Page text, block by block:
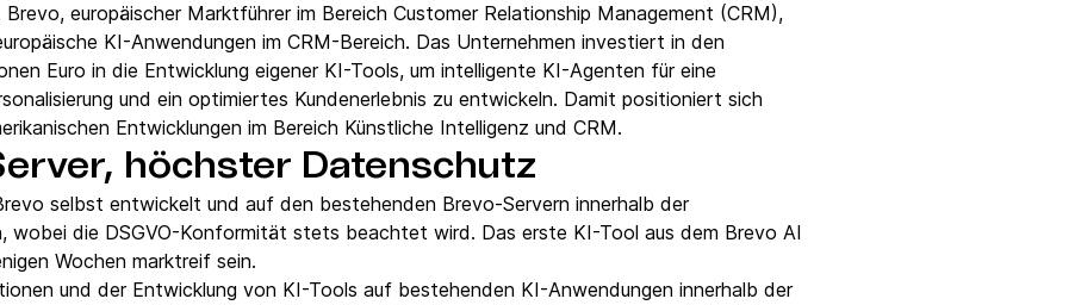
Brevo, europäischer Marktführer im Bereich Customer Relationship Management (CRM),
KI-Anwendungen im CRM-Bereich. Das Unternehmen investiert in den
Euro in die Entwicklung eigener KI-Tools, um intelligente KI-Agenten für eine
und ein optimiertes Kundenerlebnis zu entwickeln. Damit positioniert sich
Entwicklungen im Bereich Künstliche Intelligenz und CRM.
höchster Datenschutz
selbst entwickelt und auf den bestehenden Brevo-Servern innerhalb der
wobei die DSGVO-Konformität stets beachtet wird. Das erste KI-Tool aus dem Brevo AI
Wochen marktreif sein.
und der Entwicklung von KI-Tools auf bestehenden KI-Anwendungen innerhalb der